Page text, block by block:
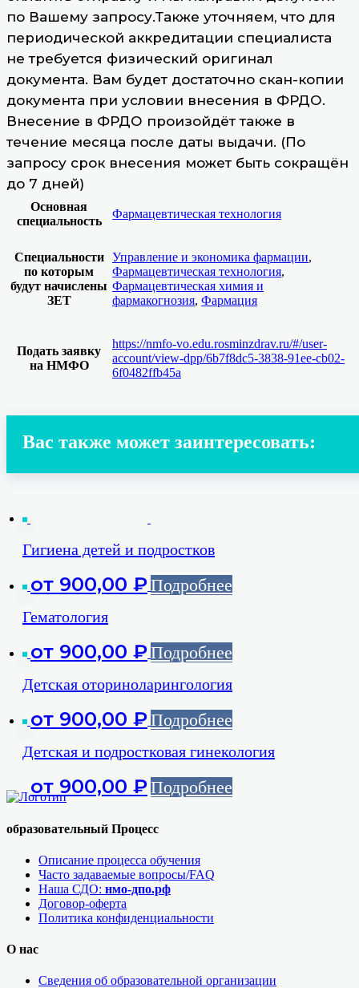
по Вашему запросу.Также уточняем, что для
периодической аккредитации специалиста
не требуется физический оригинал
документа. Вам будет достаточно скан-копии
документа при условии внесения в ФРДО.
Внесение в ФРДО произойдёт также в
течение месяца после даты выдачи. (По
запросу срок внесения может быть сокращён
до 7 дней)
Основная
специальность
Фармацевтическая технология
Специальности
по которым
будут начислены
ЗЕТ
Управление и экономика фармации,
Фармацевтическая технология,
Фармацевтическая химия и
фармакогнозия, Фармация
Подать заявку
на НМФО
https://nmfo-vo.edu.rosminzdrav.ru/#/user-
account/view-dpp/6b7f8dc5-3838-91ee-cb02-
6f0482ffb45a
Вас также может заинтересовать:
от 900,00 ₽Подробнее
Гигиена детей и подростков
от 900,00 ₽Подробнее
Гематология
от 900,00 ₽Подробнее
Детская оториноларингология
от 900,00 ₽Подробнее
Детская и подростковая гинекология
образовательный Процесс
Описание процесса обучения
Часто задаваемые вопросы/FAQ
Наша СДО: нмо-дпо.рф
Договор-оферта
Политика конфиденциальности
О нас
Сведения об образовательной организации